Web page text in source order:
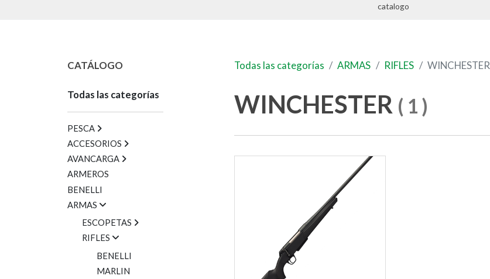
catalogo
CATÁLOGO
Todas las categorías
PESCA
ACCESORIOS
AVANCARGA
ARMEROS
BENELLI
ARMAS
ESCOPETAS
RIFLES
BENELLI
MARLIN
Todas las categorías ARMAS RIFLES WINCHESTER
WINCHESTER ( 1 )